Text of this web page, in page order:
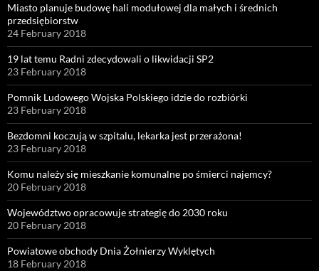
Miasto planuje budowę hali modułowej dla małych i średnich
przedsiębiorstw
24 February 2018
19 lat temu Radni zdecydowali o likwidacji SP2
23 February 2018
Pomnik Ludowego Wojska Polskiego idzie do rozbiórki
23 February 2018
Bezdomni koczują w szpitalu, lekarka jest przerażona!
23 February 2018
Komu należy się mieszkanie komunalne po śmierci najemcy?
20 February 2018
Województwo opracowuje strategię do 2030 roku
20 February 2018
Powiatowe obchody Dnia Żołnierzy Wyklętych
18 February 2018